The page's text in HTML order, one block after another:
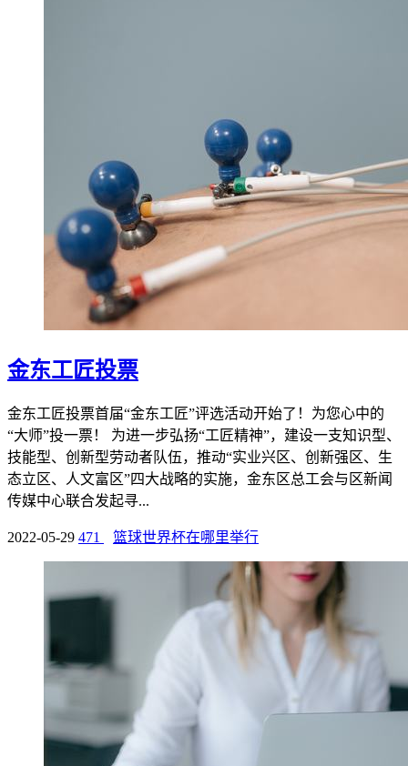
金东工匠投票
金东工匠投票首届“金东工匠”评选活动开始了！为您心中的
“大师”投一票！ 为进一步弘扬“工匠精神”，建设一支知识型、
技能型、创新型劳动者队伍，推动“实业兴区、创新强区、生
态立区、人文富区”四大战略的实施，金东区总工会与区新闻
传媒中心联合发起寻...
2022-05-29 471 篮球世界杯在哪里举行